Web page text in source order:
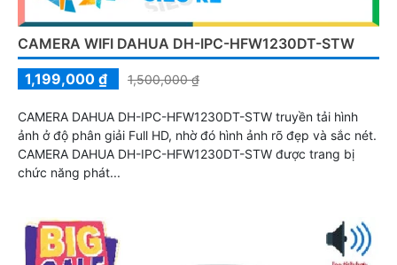
CAMERA WIFI DAHUA DH-IPC-HFW1230DT-STW
1,199,000 ₫
1,500,000 ₫
CAMERA DAHUA DH-IPC-HFW1230DT-STW truyền tải hình
ảnh ở độ phân giải Full HD, nhờ đó hình ảnh rõ đẹp và sắc nét.
CAMERA DAHUA DH-IPC-HFW1230DT-STW được trang bị
chức năng phát...